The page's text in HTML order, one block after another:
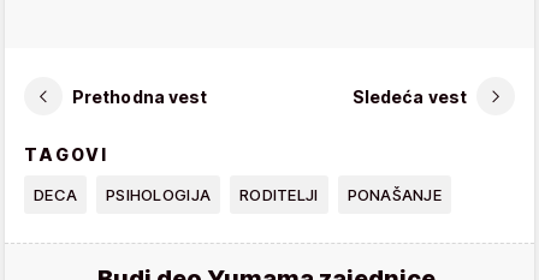
Prethodna vest Sledeća vest
TAGOVI
DECA PSIHOLOGIJA RODITELJI PONAŠANJE